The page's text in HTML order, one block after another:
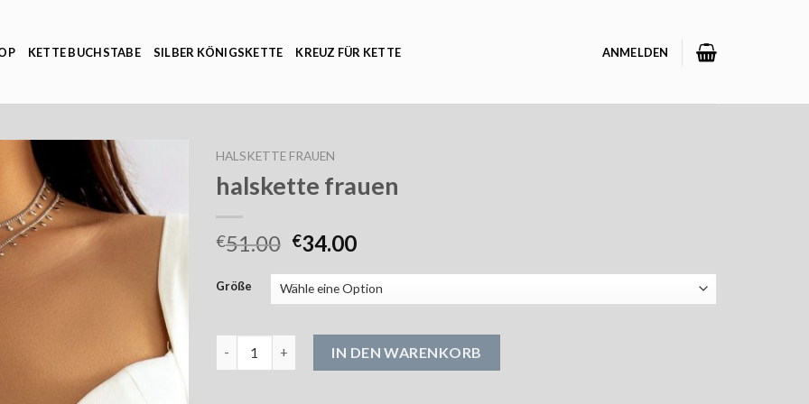
KETTE BUCHSTABE SILBER KÖNIGSKETTE KREUZ FÜR KETTE ANMELDEN
HALSKETTE FRAUEN
halskette frauen
€51.00 €34.00
Größe
IN DEN WARENKORB